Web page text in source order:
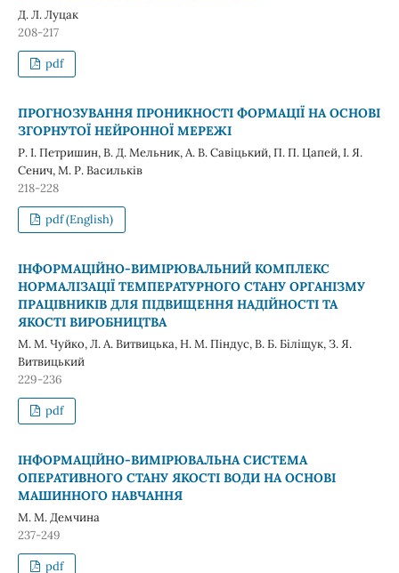
Д. Л. Луцак
208-217
pdf
ПРОГНОЗУВАННЯ ПРОНИКНОСТІ ФОРМАЦІЇ НА ОСНОВІ
ЗГОРНУТОЇ НЕЙРОННОЇ МЕРЕЖІ
Р. І. Петришин, В. Д. Мельник, А. В. Савіцький, П. П. Цапей, I. Я.
Сенич, М. Р. Васильків
218-228
pdf (English)
ІНФОРМАЦІЙНО-ВИМІРЮВАЛЬНИЙ КОМПЛЕКС
НОРМАЛІЗАЦІЇ ТЕМПЕРАТУРНОГО СТАНУ ОРГАНІЗМУ
ПРАЦІВНИКІВ ДЛЯ ПІДВИЩЕННЯ НАДІЙНОСТІ ТА
ЯКОСТІ ВИРОБНИЦТВА
М. М. Чуйко, Л. А. Витвицька, Н. М. Піндус, В. Б. Біліщук, З. Я.
Витвицький
229-236
pdf
ІНФОРМАЦІЙНО-ВИМІРЮВАЛЬНА СИСТЕМА
ОПЕРАТИВНОГО СТАНУ ЯКОСТІ ВОДИ НА ОСНОВІ
МАШИННОГО НАВЧАННЯ
М. М. Демчина
237-249
pdf